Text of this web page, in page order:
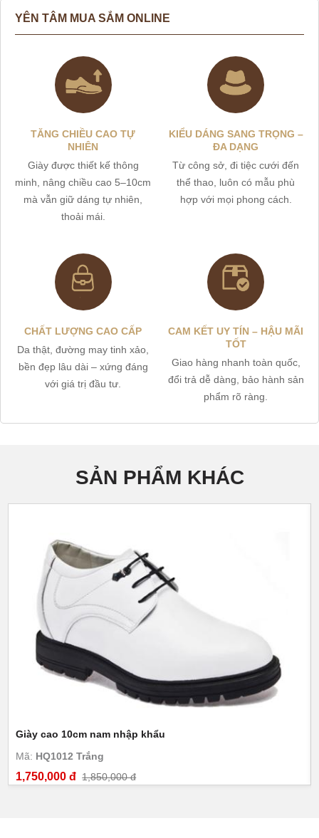
YÊN TÂM MUA SẮM ONLINE
TĂNG CHIỀU CAO TỰ
NHIÊN
Giày được thiết kế thông
minh, nâng chiều cao 5–10cm
mà vẫn giữ dáng tự nhiên,
thoải mái.
KIỂU DÁNG SANG TRỌNG –
ĐA DẠNG
Từ công sở, đi tiệc cưới đến
thể thao, luôn có mẫu phù
hợp với mọi phong cách.
CHẤT LƯỢNG CAO CẤP
Da thật, đường may tinh xảo,
bền đẹp lâu dài – xứng đáng
với giá trị đầu tư.
CAM KẾT UY TÍN – HẬU MÃI
TỐT
Giao hàng nhanh toàn quốc,
đổi trả dễ dàng, bảo hành sản
phẩm rõ ràng.
SẢN PHẨM KHÁC
Giày cao 10cm nam nhập khẩu
Mã: HQ1012 Trắng
1,750,000 đ 1,850,000 đ